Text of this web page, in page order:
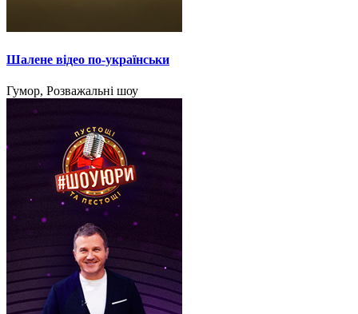
Шалене відео по-українськи
Гумор, Розважальні шоу